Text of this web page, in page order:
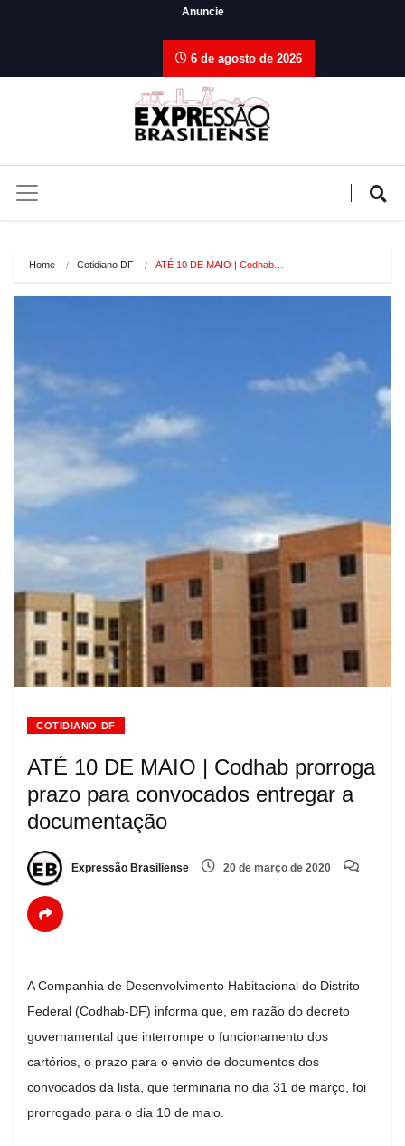
Anuncie
6 de agosto de 2026
Home Cotidiano DF ATÉ 10 DE MAIO | Codhab…
COTIDIANO DF
ATÉ 10 DE MAIO | Codhab prorroga
prazo para convocados entregar a
documentação
Expressão Brasiliense 20 de março de 2020
A Companhia de Desenvolvimento Habitacional do Distrito
Federal (Codhab-DF) informa que, em razão do decreto
governamental que interrompe o funcionamento dos
cartórios, o prazo para o envio de documentos dos
convocados da lista, que terminaria no dia 31 de março, foi
prorrogado para o dia 10 de maio.